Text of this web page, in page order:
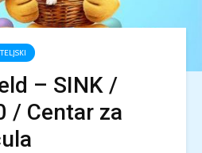
– SINK /
/ Centar za